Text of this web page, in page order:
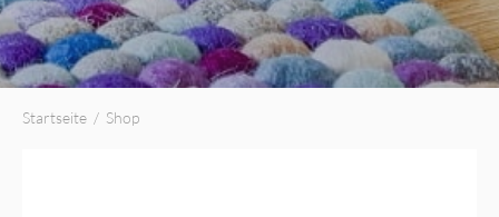
Startseite / Shop